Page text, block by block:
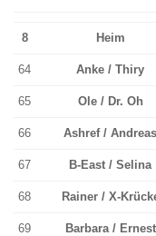
8 Heim
64 Anke / Thiry
65 Ole / Dr. Oh
66 Ashref / Andreas
67 B-East / Selina
68 Rainer / X-
69 Barbara / Ernest